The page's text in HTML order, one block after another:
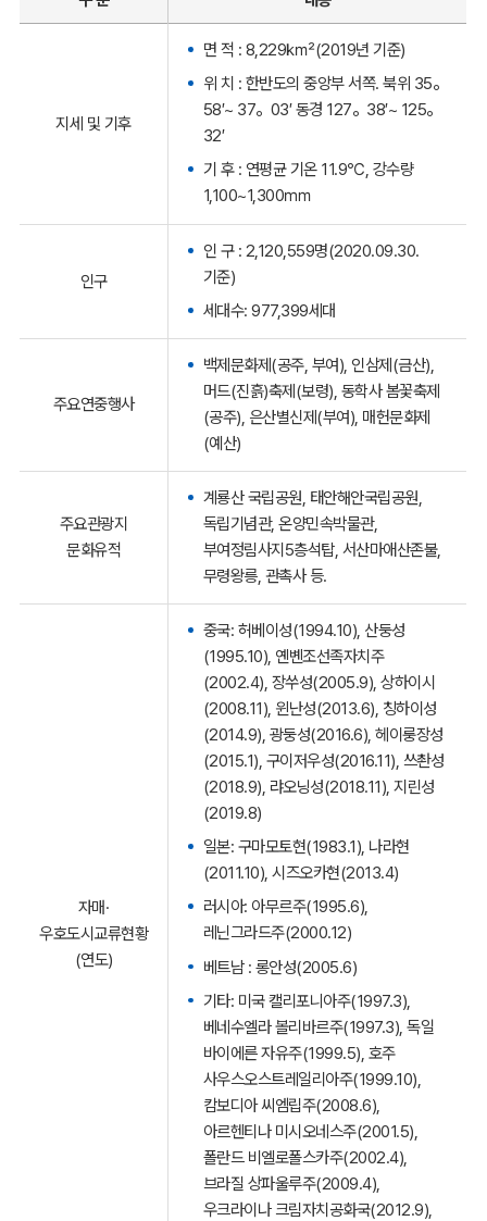
지세 및 기후
면 적 : 8,229㎢(2019년 기준)
위 치 : 한반도의 중앙부 서쪽. 북위 35。
58′~ 37。03′ 동경 127。38′~ 125。
32′
기 후 : 연평균 기온 11.9℃, 강수량
1,100~1,300㎜
인구
인 구 : 2,120,559명(2020.09.30.
기준)
세대수: 977,399세대
주요연중행사
백제문화제(공주, 부여), 인삼제(금산),
머드(진흙)축제(보령), 동학사 봄꽃축제
(공주), 은산별신제(부여), 매헌문화제
(예산)
주요관광지
문화유적
계룡산 국립공원, 태안해안국립공원,
독립기념관, 온양민속박물관,
부여정림사지5층석탑, 서산마애산존불,
무령왕릉, 관촉사 등.
자매·
우호도시교류현황
(연도)
중국: 허베이성(1994.10), 산둥성
(1995.10), 옌볜조선족자치주
(2002.4), 장쑤성(2005.9), 상하이시
(2008.11), 윈난성(2013.6), 칭하이성
(2014.9), 광둥성(2016.6), 헤이룽장성
(2015.1), 구이저우성(2016.11), 쓰촨성
(2018.9), 랴오닝성(2018.11), 지린성
(2019.8)
일본: 구마모토현(1983.1), 나라현
(2011.10), 시즈오카현(2013.4)
러시아: 아무르주(1995.6),
레닌그라드주(2000.12)
베트남 : 롱안성(2005.6)
기타: 미국 캘리포니아주(1997.3),
베네수엘라 볼리바르주(1997.3), 독일
바이에른 자유주(1999.5), 호주
사우스오스트레일리아주(1999.10),
캄보디아 씨엠립주(2008.6),
아르헨티나 미시오네스주(2001.5),
폴란드 비엘로폴스카주(2002.4),
브라질 상파울루주(2009.4),
우크라이나 크림자치공화국(2012.9),